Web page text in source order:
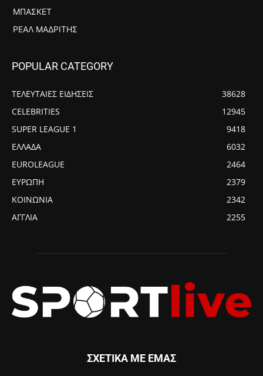
ΜΠΆΣΚΕΤ
ΡΕΆΛ ΜΑΔΡΊΤΗΣ
POPULAR CATEGORY
ΤΕΛΕΥΤΑΙΕΣ ΕΙΔΗΣΕΙΣ
38628
CELEBRITIES
12945
SUPER LEAGUE 1
9418
ΕΛΛΑΔΑ
6032
EUROLEAGUE
2464
ΕΥΡΩΠΗ
2379
ΚΟΙΝΩΝΙΑ
2342
ΑΓΓΛΙΑ
2255
ΣΧΕΤΙΚΑ ΜΕ ΕΜΑΣ